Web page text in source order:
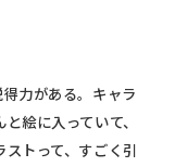
力がある。キャラ
絵に入っていて、
トって、すごく引